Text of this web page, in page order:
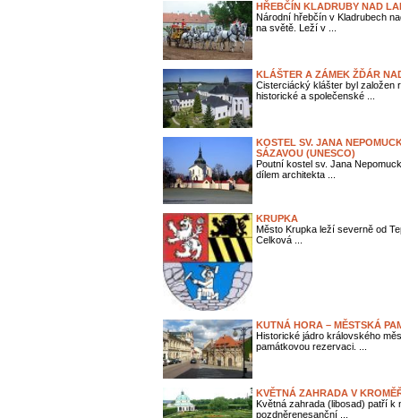
HŘEBČÍN KLADRUBY NAD
Národní hřebčín v Kladrubech
na světě. Leží v ...
KLÁŠTER A ZÁMEK ŽĎÁR
Cisterciácký klášter byl založen
historické a společenské ...
KOSTEL SV. JANA
SÁZAVOU (UNESCO)
Poutní kostel sv. Jana
dílem architekta ...
KRUPKA
Město Krupka leží severně od
Celková ...
KUTNÁ HORA – MĚSTSKÁ
Historické jádro královského
památkovou rezervaci. ...
KVĚTNÁ ZAHRADA V
Květná zahrada (libosad) patří k
pozdněrenesanční ...